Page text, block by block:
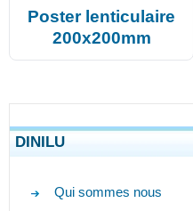
Poster lenticulaire
200x200mm
DINILU
Qui sommes nous